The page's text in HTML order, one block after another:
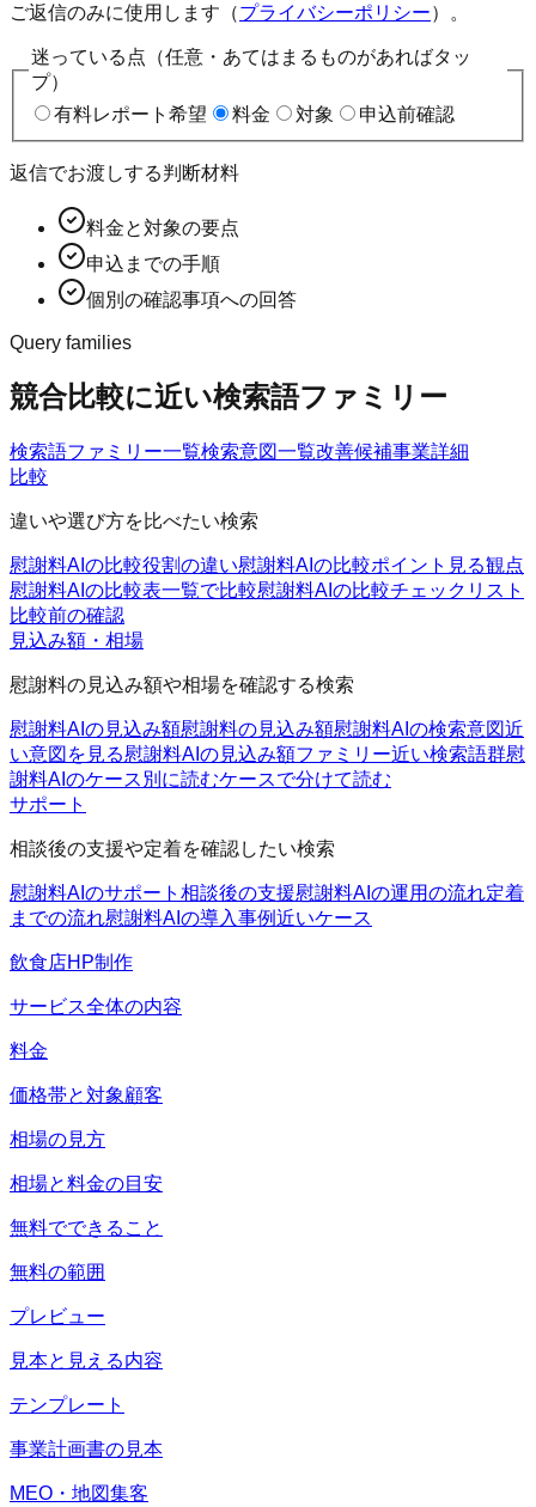
ご返信のみに使用します（プライバシーポリシー）。
迷っている点（任意・あてはまるものがあればタッ
プ）
有料レポート希望
料金 対象 申込前確認
返信でお渡しする判断材料
料金と対象の要点
申込までの手順
個別の確認事項への回答
Query families
競合比較に近い検索語ファミリー
検索語ファミリー一覧検索意図一覧改善候補事業詳細
比較
違いや選び方を比べたい検索
慰謝料AIの比較役割の違い慰謝料AIの比較ポイント 見る観点
慰謝料AIの比較表一覧で比較慰謝料AIの比較チェックリスト
比較前の確認
見込み額・相場
慰謝料の見込み額や相場を確認する検索
慰謝料AIの見込み額慰謝料の見込み額慰謝料AIの検索意図近
い意図を見る慰謝料AIの見込み額ファミリー近い検索語群慰
謝料AIのケース別に読むケースで分けて読む
サポート
相談後の支援や定着を確認したい検索
慰謝料AIのサポート 相談後の支援慰謝料AIの運用の流れ定着
までの流れ慰謝料AIの導入事例近いケース
飲食店HP制作
サービス全体の内容
料金
価格帯と対象顧客
相場の見方
相場と料金の目安
無料でできること
無料の範囲
プレビュー
見本と見える内容
テンプレート
事業計画書の見本
MEO・地図集客